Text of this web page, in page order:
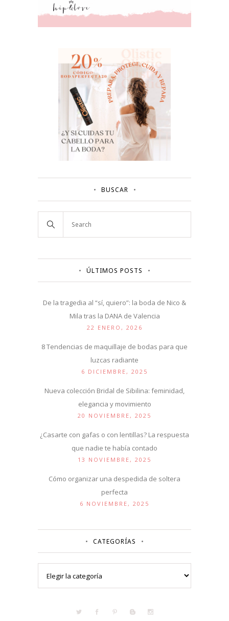
BUSCAR
ÚLTIMOS POSTS
De la tragedia al “sí, quiero”: la boda de Nico &
Mila tras la DANA de Valencia
22 ENERO, 2026
8 Tendencias de maquillaje de bodas para que
luzcas radiante
6 DICIEMBRE, 2025
Nueva colección Bridal de Sibilina: feminidad,
elegancia y movimiento
20 NOVIEMBRE, 2025
¿Casarte con gafas o con lentillas? La respuesta
que nadie te había contado
13 NOVIEMBRE, 2025
Cómo organizar una despedida de soltera
perfecta
6 NOVIEMBRE, 2025
CATEGORÍAS